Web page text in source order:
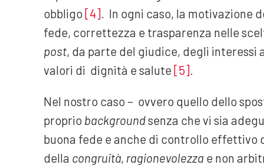
obbligo[4]. In ogni caso, la motivazione
fede, correttezza e trasparenza nelle
post, da parte del giudice, degli interessi
valori di dignità e salute[5].
Nel nostro caso – ovvero quello dello
proprio backgroundsenza che vi sia
buona fede e anche di controllo effettivo
della congruità, ragionevolezza e non